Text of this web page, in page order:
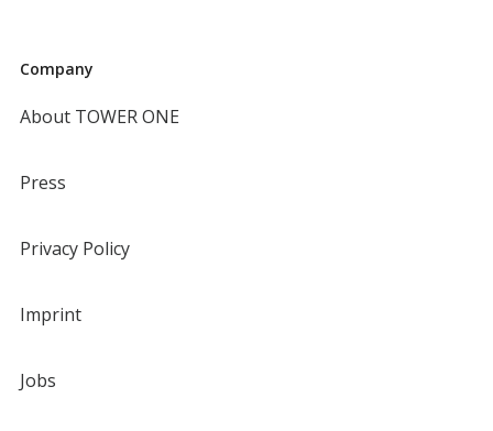
Company
About TOWER ONE
Press
Privacy Policy
Imprint
Jobs